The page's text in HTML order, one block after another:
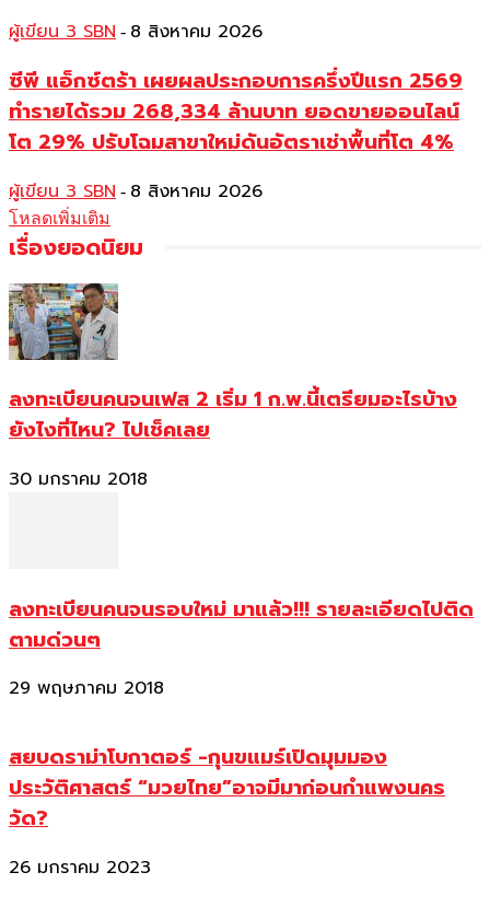
ผู้เขียน 3 SBN - 8 สิงหาคม 2026
ซีพี แอ็กซ์ตร้า เผยผลประกอบการครึ่งปีแรก 2569
ทำรายได้รวม 268,334 ล้านบาท ยอดขายออนไลน์
โต 29% ปรับโฉมสาขาใหม่ดันอัตราเช่าพื้นที่โต 4%
ผู้เขียน 3 SBN - 8 สิงหาคม 2026
โหลดเพิ่มเติม
เรื่องยอดนิยม
ลงทะเบียนคนจนเฟส 2 เริ่ม 1 ก.พ.นี้เตรียมอะไรบ้าง
ยังไงที่ไหน? ไปเช็คเลย
30 มกราคม 2018
ลงทะเบียนคนจนรอบใหม่ มาแล้ว!!! รายละเอียดไปติด
ตามด่วนๆ
29 พฤษภาคม 2018
สยบดราม่าโบกาตอร์ -กุนขแมร์เปิดมุมมอง
ประวัติศาสตร์ “มวยไทย”อาจมีมาก่อนกำแพงนคร
วัด?
26 มกราคม 2023